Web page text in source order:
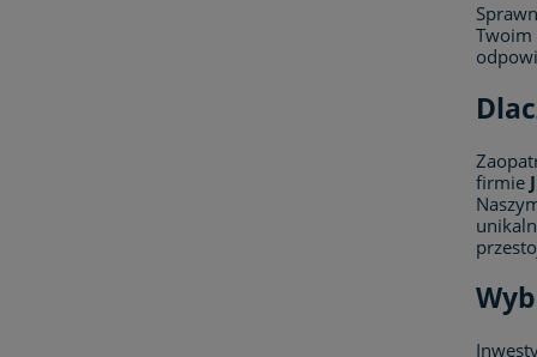
Twoim
firmie